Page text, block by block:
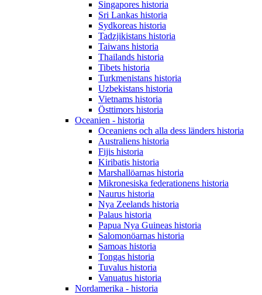
Singapores historia
Sri Lankas historia
Sydkoreas historia
Tadzjikistans historia
Taiwans historia
Thailands historia
Tibets historia
Turkmenistans historia
Uzbekistans historia
Vietnams historia
Östtimors historia
Oceanien - historia
Oceaniens och alla dess länders historia
Australiens historia
Fijis historia
Kiribatis historia
Marshallöarnas historia
Mikronesiska federationens historia
Naurus historia
Nya Zeelands historia
Palaus historia
Papua Nya Guineas historia
Salomonöarnas historia
Samoas historia
Tongas historia
Tuvalus historia
Vanuatus historia
Nordamerika - historia